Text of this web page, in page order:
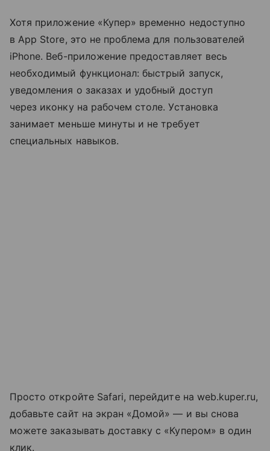
Хотя приложение «Купер» временно недоступно
в App Store, это не проблема для пользователей
iPhone. Веб-приложение предоставляет весь
необходимый функционал: быстрый запуск,
уведомления о заказах и удобный доступ
через иконку на рабочем столе. Установка
занимает меньше минуты и не требует
специальных навыков.
Просто откройте Safari, перейдите на web.kuper.ru,
добавьте сайт на экран «Домой» — и вы снова
можете заказывать доставку с «Купером» в один
клик.